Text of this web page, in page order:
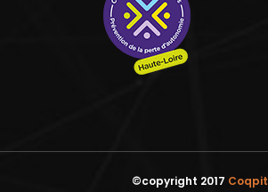
©copyright 2017 Coqpit